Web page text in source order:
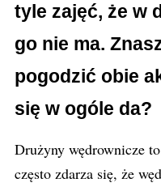
tyle zajęć, że w
go nie ma.
pogodzić obie
się w ogóle da?
Drużyny wędrownicze
często zdarza się, że